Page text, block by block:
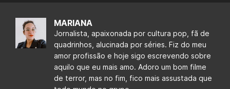
MARIANA
Jornalista, apaixonada por cultura pop, fã de
quadrinhos, alucinada por séries. Fiz do meu
amor profissão e hoje sigo escrevendo sobre
aquilo que eu mais amo. Adoro um bom filme
de terror, mas no fim, fico mais assustada que